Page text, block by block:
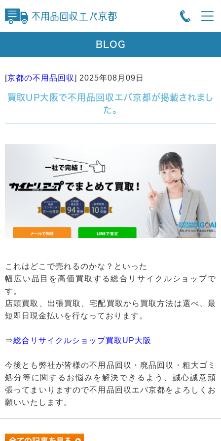
BLOG
[京都の不用品回収] 2025年08月09日
買取UP大阪で不用品回収エバ京都が掲載されまし
た。
これはどこで売れるのかな？といった
幅広い品目を高価買取する総合リサイクルショップで
す。
店頭買取、出張買取、宅配買取から買取方法は選べ、最
短即日現金払いを行なっております。
⇒総合リサイクルショップ買取UP大阪
今後とも弊社が皆様の不用品回収・廃品回収・粗大ゴミ
処分等に関するお悩みを解決できるよう、誠心誠意頑
張ってまいりますので不用品回収エバ京都をよろしくお
願いいたします。